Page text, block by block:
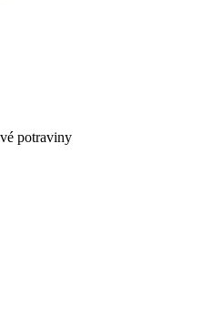
potraviny